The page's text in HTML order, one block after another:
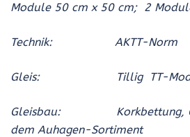
Module 50 cm x 50 cm; 2
Technik: AKTT-Norm
Gleis: Tillig TT-
Gleisbau: Korkbettung,
dem Auhagen-Sortiment